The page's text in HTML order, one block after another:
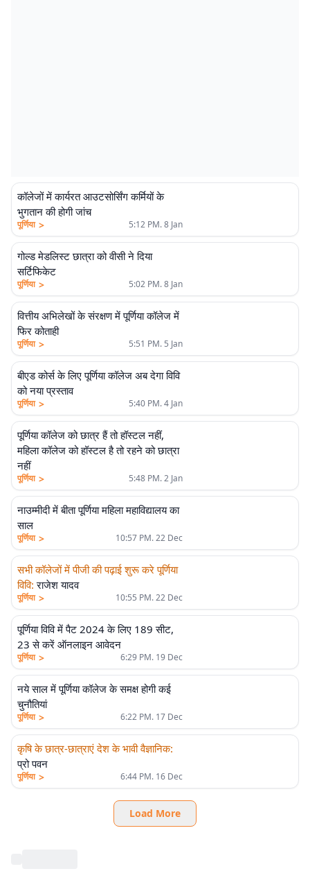
कॉलेजों में कार्यरत आउटसोर्सिंग कर्मियों के
भुगतान की होगी जांच
पूर्णिया > 5:12 PM. 8 Jan
गोल्ड मेडलिस्ट छात्रा को वीसी ने दिया
सर्टिफिकेट
पूर्णिया > 5:02 PM. 8 Jan
वित्तीय अभिलेखों के संरक्षण में पूर्णिया कॉलेज में
फिर कोताही
पूर्णिया > 5:51 PM. 5 Jan
बीएड कोर्स के लिए पूर्णिया कॉलेज अब देगा विवि
को नया प्रस्ताव
पूर्णिया > 5:40 PM. 4 Jan
पूर्णिया कॉलेज को छात्र हैं तो हॉस्टल नहीं,
महिला कॉलेज को हॉस्टल है तो रहने को छात्रा
नहीं
पूर्णिया > 5:48 PM. 2 Jan
नाउम्मीदी में बीता पूर्णिया महिला महाविद्यालय का
साल
पूर्णिया > 10:57 PM. 22 Dec
सभी कॉलेजों में पीजी की पढ़ाई शुरू करे पूर्णिया
विवि: राजेश यादव
पूर्णिया > 10:55 PM. 22 Dec
पूर्णिया विवि में पैट 2024 के लिए 189 सीट,
23 से करें ऑनलाइन आवेदन
पूर्णिया > 6:29 PM. 19 Dec
नये साल में पूर्णिया कॉलेज के समक्ष होगी कई
चुनौतियां
पूर्णिया > 6:22 PM. 17 Dec
कृषि के छात्र-छात्राएं देश के भावी वैज्ञानिक:
प्रो पवन
पूर्णिया > 6:44 PM. 16 Dec
Load More